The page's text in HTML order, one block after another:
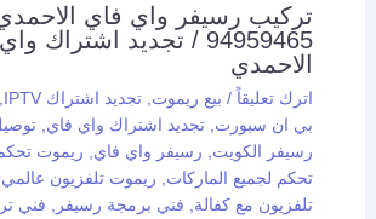
تركيب رسيفر واي فاي
94959465 / تجديد اشتراك
الاحمدي
اترك تعليقاً / بيع ريموت تجديد اشتراك IPTV
بي ان سبورت تجديد اشتراك واي فاي
رسيفر الكويت
رسيفر واي فاي ريموت
تحكم لجميع الماركات
ريموت تلفزيون عالمي
تلفزيون مع كفالة
فني برمجة رسيفر فني